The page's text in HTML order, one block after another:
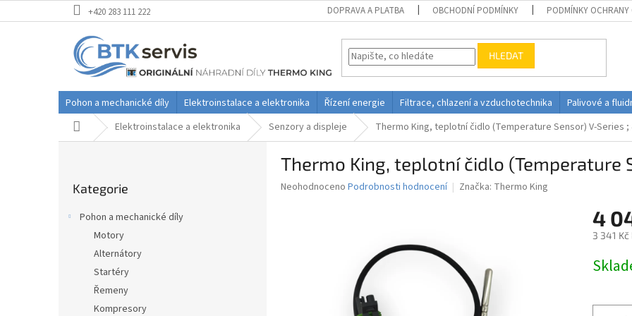
na
+420 283 111 222 DOPRAVA A PLATBA OBCHODNÍ PODMÍNKY PODMÍNKY OCHRANY
HLEDAT
Pohon a mechanické díly Elektroinstalace a elektronika Řízení energie Filtrace, chlazení a vzduchotechnika Palivové a
Domů Elektroinstalace a elektronika Senzory a displeje Thermo King, teplotní čidlo (Temperature Sensor) V-Series ;
kategorie
Kategorie
Pohon a mechanické díly
Motory
Alternátory
Startéry
Řemeny
Kompresory
Thermo King, teplotní čidlo (Temperature
Průměrné
Neohodnoceno Podrobnosti hodnocení Značka: Thermo King
4
3 341 Kč
cena: